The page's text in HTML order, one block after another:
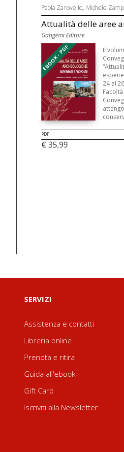
Paola Zanovello, Michele
Attualità delle aree
Gangemi Editore
EBOOK - PDF
Il
24 al
PDF
€ 35,99
SERVIZI
Assistenza e contatti
Libreria online
Prenota e ritira
Guida all'ebook
Gift Card
Iscriviti alla Newsletter